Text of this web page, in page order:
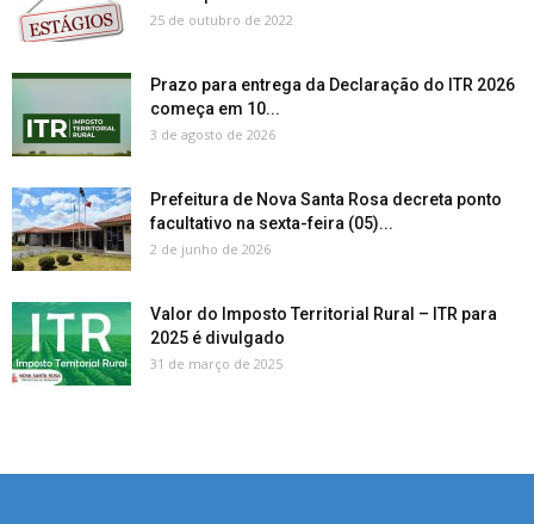
25 de outubro de 2022
Prazo para entrega da Declaração do ITR 2026
começa em 10...
3 de agosto de 2026
Prefeitura de Nova Santa Rosa decreta ponto
facultativo na sexta-feira (05)...
2 de junho de 2026
Valor do Imposto Territorial Rural – ITR para
2025 é divulgado
31 de março de 2025